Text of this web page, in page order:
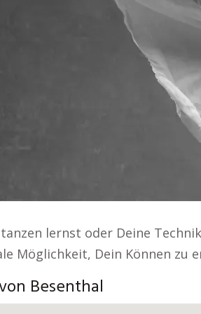
lernst oder Deine
Möglichkeit, Dein Können zu
Besenthal